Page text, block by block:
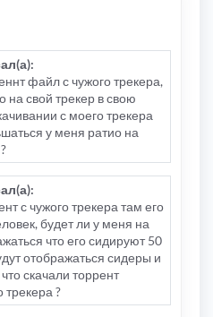
файл с чужого трекера,
на свой трекер в свою
с моего трекера
у меня ратио на
с чужого трекера там его
будет ли у меня на
что его сидируют 50
отображаться сидеры и
скачали торрент
?